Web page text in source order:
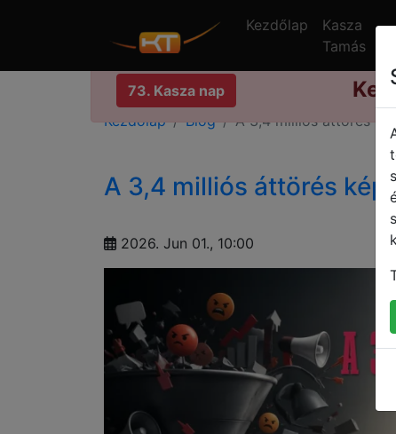
Kezdőlap
Kasza
Tamás
73. Kasza nap
Kezdőlap Blog A 3,4 milliós áttörés
A 3,4 milliós áttörés
2026. Jun 01., 10:00